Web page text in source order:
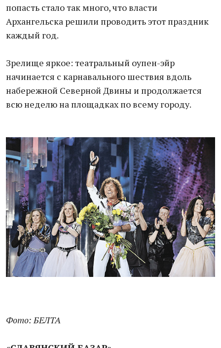
попасть стало так много, что власти
Архангельска решили проводить этот праздник
каждый год.
Зрелище яркое: театральный оупен-эйр
начинается с карнавального шествия вдоль
набережной Северной Двины и продолжается
всю неделю на площадках по всему городу.
Фото: БЕЛТА